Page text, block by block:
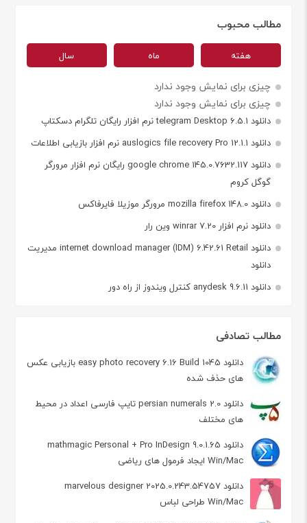
مطالب محبوب
هفته ماه سال
چیزی برای نمایش وجود ندارد
چیزی برای نمایش وجود ندارد
دانلود telegram Desktop 6.5.1 نرم افزار رایگان تلگرام دسکتاپ
دانلود auslogics file recovery Pro 12.1.1 نرم افزار بازیابی اطلاعات
دانلود google chrome 145.0.7632.117 رایگان نرم افزار مرورگر
گوگل کروم
دانلود mozilla firefox 148.0 مرورگر موزیلا فایرفاکس
دانلود نرم افزار winrar 7.20 وین رار
دانلود internet download manager (IDM) 6.42.61 Retail مدیریت
دانلود
دانلود anydesk 9.6.11 کنترل ویندوز از راه دور
مطالب تصادفی
دانلود easy photo recovery 6.16 Build 1045 بازیابی عکس
های حذف شده
دانلود persian numerals 2.0 تایپ فارسی اعداد در محیط
های مختلف
دانلود mathmagic Personal + Pro InDesign 9.0.1.65
Win/Mac ایجاد فرمول های ریاضی
دانلود marvelous designer 2025.0.243.54757
Win/Mac طراحی لباس